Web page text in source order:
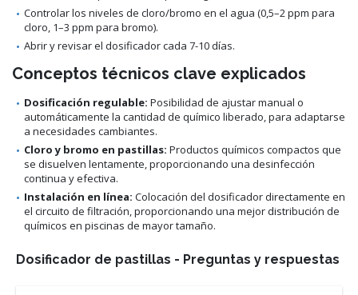
Controlar los niveles de cloro/bromo en el agua (0,5–2 ppm para
cloro, 1–3 ppm para bromo).
Abrir y revisar el dosificador cada 7-10 días.
Conceptos técnicos clave explicados
Dosificación regulable: Posibilidad de ajustar manual o
automáticamente la cantidad de químico liberado, para adaptarse
a necesidades cambiantes.
Cloro y bromo en pastillas: Productos químicos compactos que
se disuelven lentamente, proporcionando una desinfección
continua y efectiva.
Instalación en línea: Colocación del dosificador directamente en
el circuito de filtración, proporcionando una mejor distribución de
químicos en piscinas de mayor tamaño.
Dosificador de pastillas - Preguntas y respuestas